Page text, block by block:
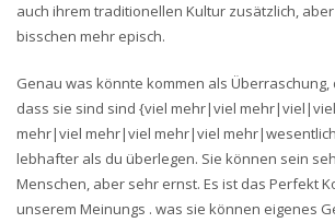
auch ihrem traditionellen Kultur zusätzlich,
bisschen mehr episch.
Genau was könnte kommen als Überraschung,
dass sie sind sind {viel mehr|viel
mehr|viel mehr|viel mehr|viel
lebhafter als du überlegen. Sie können sein
Menschen, aber sehr ernst. Es ist das Perfekt
unserem Meinungs . was sie können eigenes